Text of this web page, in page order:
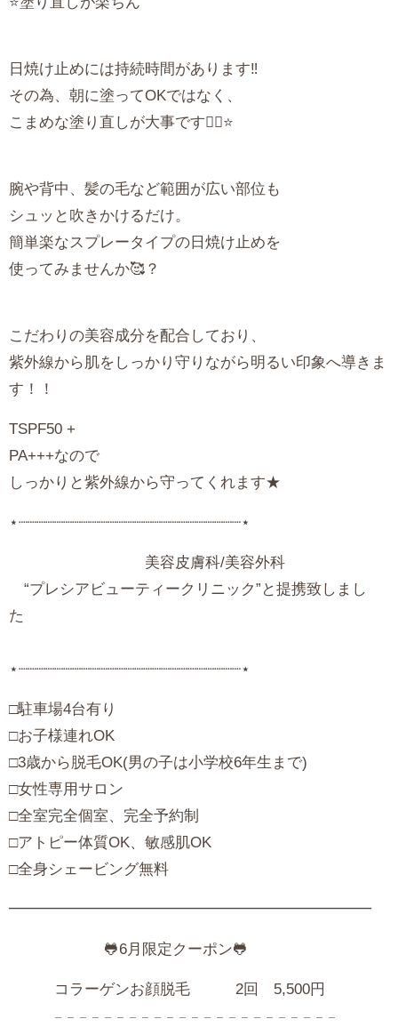
日焼け止めには持続時間があります‼️
その為、朝に塗ってOKではなく、
こまめな塗り直しが大事です🙋‍♀️⭐️
腕や背中、髪の毛など範囲が広い部位も
シュッと吹きかけるだけ。
簡単楽なスプレータイプの日焼け止めを
使ってみませんか🥰？
こだわりの美容成分を配合しており、
紫外線から肌をしっかり守りながら明るい印象へ導きま
す！！
TSPF50 +
PA+++なので
しっかりと紫外線から守ってくれます★
⋆┈┈┈┈┈┈┈┈┈┈┈┈┈┈┈┈┈┈┈┈┈┈┈┈┈⋆
美容皮膚科/美容外科
“プレシアビューティークリニック”と提携致しまし
⋆┈┈┈┈┈┈┈┈┈┈┈┈┈┈┈┈┈┈┈┈┈┈┈┈┈⋆
‪□駐車場4台有り
□お子様連れOK
□3歳から脱毛OK(男の子は小学校6年生まで)
□女性専用サロン
□全室完全個室、完全予約制
□アトピー体質OK、敏感肌OK
□全身シェービング無料
━━━━━━━━━━━━━━━━━━━━━━━━
🐸6月限定クーポン🐸
コラーゲンお顔脱毛 2回 5,500円
𓐄 𓐄 𓐄 𓐄 𓐄 𓐄 𓐄 𓐄 𓐄 𓐄 𓐄 𓐄 𓐄 𓐄 𓐄 𓐄 𓐄 𓐄 𓐄 𓐄 𓐄 𓐄 𓐄